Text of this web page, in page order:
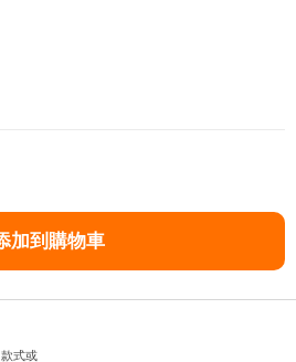
加到購物車
式或